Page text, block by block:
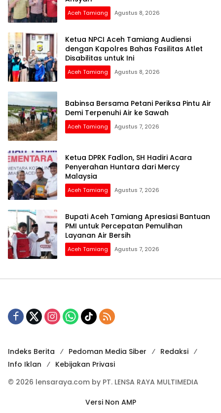
Aceh Tamiang Agustus 8, 2026
Ketua NPCI Aceh Tamiang Audiensi
dengan Kapolres Bahas Fasilitas Atlet
Disabilitas untuk Ini
Aceh Tamiang Agustus 8, 2026
Babinsa Bersama Petani Periksa Pintu Air
Demi Terpenuhi Air ke Sawah
Aceh Tamiang Agustus 7, 2026
Ketua DPRK Fadlon, SH Hadiri Acara
Penyerahan Huntara dari Mercy
Malaysia
Aceh Tamiang Agustus 7, 2026
Bupati Aceh Tamiang Apresiasi Bantuan
PMI untuk Percepatan Pemulihan
Layanan Air Bersih
Aceh Tamiang Agustus 7, 2026
Indeks Berita Pedoman Media Siber
Redaksi
Info Iklan
Kebijakan Privasi
© 2026 lensaraya.com by PT. LENSA RAYA MULTIMEDIA
Versi Non AMP